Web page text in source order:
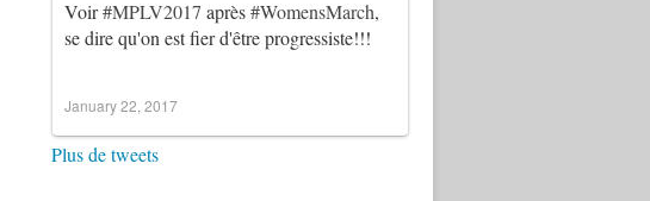
Voir#MPLV2017 après#WomensMarch,
se dire qu'on est fier d'être progressiste!!!
January 22, 2017
Plus de tweets